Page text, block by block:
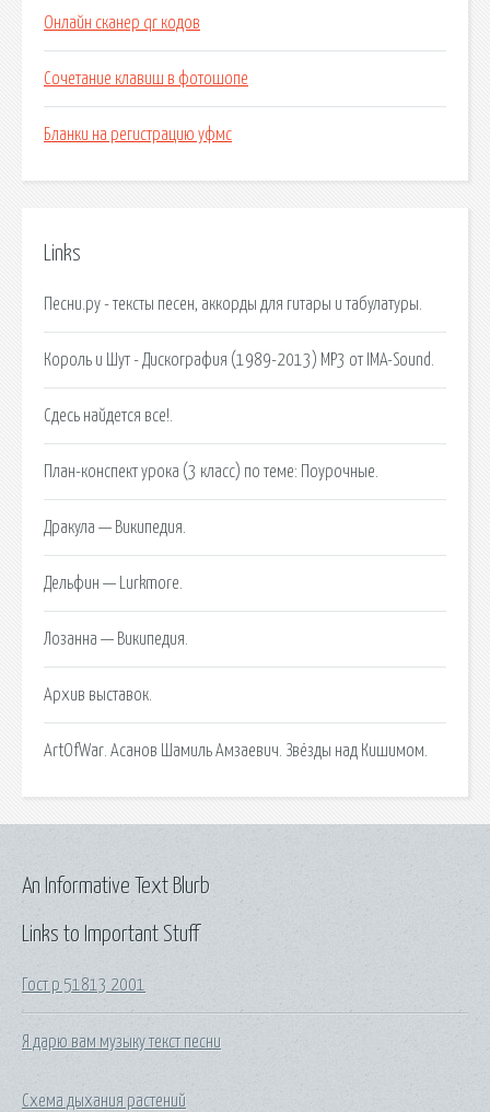
Онлайн сканер qr кодов
Сочетание клавиш в фотошопе
Бланки на регистрацию уфмс
Links
Песни.ру - тексты песен, аккорды для гитары и табулатуры.
Король и Шут - Дискография (1989-2013) МР3 от IMA-Sound.
Сдесь найдется все!.
План-конспект урока (3 класс) по теме: Поурочные.
Дракула — Википедия.
Дельфин — Lurkmore.
Лозанна — Википедия.
Архив выставок.
ArtOfWar. Асанов Шамиль Амзаевич. Звёзды над Кишимом.
Links to Important Stuff
Гост р 51813 2001
Я дарю вам музыку текст песни
Схема дыхания растений
An Informative Text Blurb